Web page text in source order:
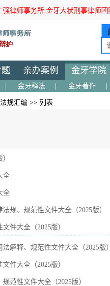
强律师事务所.金牙大状刑事律师
亲办案例 金牙学院
金牙释法 金牙著作
法规汇编 >> 列表
全
全
规、规范性文件大全（2025版）
件大全（2025版）
解释、规范性文件大全（2025版
件大全（2025版）
范性文件大全（2025版）